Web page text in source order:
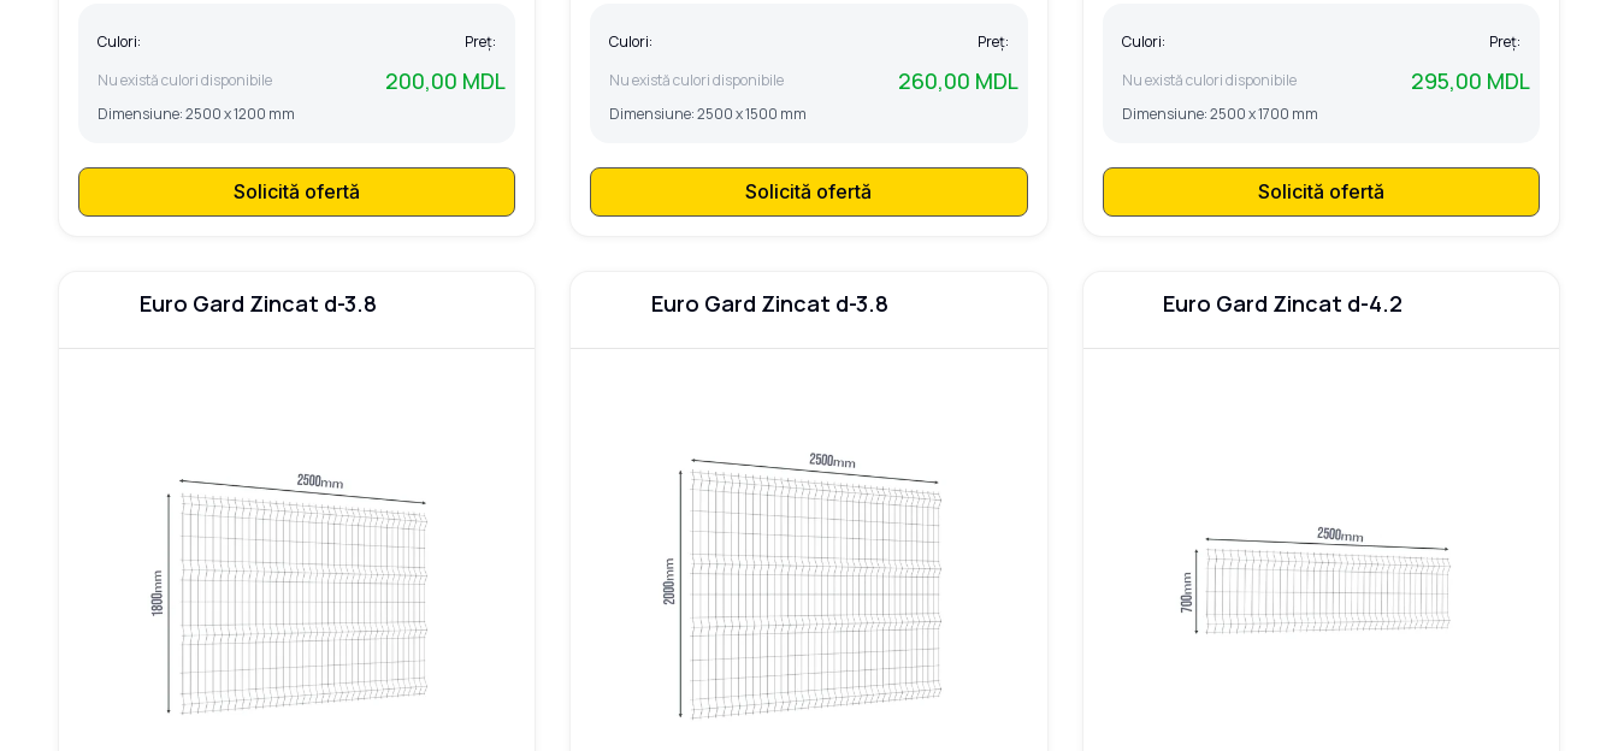
Culori:
Nu există culori disponibile
Dimensiune:2500 x 1200 mm
Preț:
200,00 MDL
Solicită ofertă
Culori:
Nu există culori disponibile
Dimensiune:2500 x 1500 mm
Preț:
260,00 MDL
Solicită ofertă
Culori:
Nu există culori disponibile
Dimensiune:2500 x 1700 mm
Preț:
295,00 MDL
Solicită ofertă
Euro Gard Zincat d-3.8 Euro Gard Zincat d-3.8 Euro Gard Zincat d-4.2